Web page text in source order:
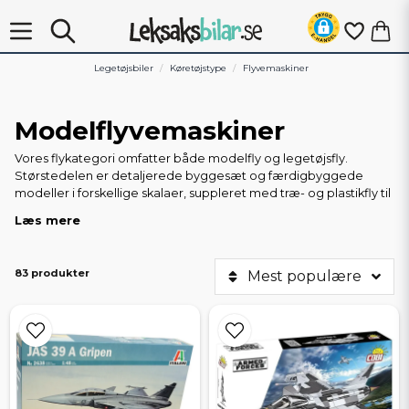
Legetøjsbiler Køretøjstype Flyvemaskiner
Modelflyvemaskiner
Vores flykategori omfatter både modelfly og legetøjsfly.
Størstedelen er detaljerede byggesæt og færdigbyggede
modeller i forskellige skalaer, suppleret med træ- og plastikfly til
Plastsæt i 1:72, 1:48, 1:144 og 1:32 fra Revell, Italeri, Heller, Special
(Boeing 787, Airbus A350) og moderne militærfly som JAS 39
Gripen. Hvert sæt indeholder dele, mærkater og tydelige
instruktioner.
Modelfly i metal og plast
Læs mere
83 produkter Mest populære